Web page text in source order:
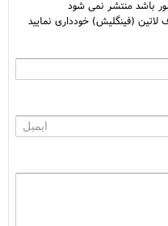
باشد منتشر نمی شود
(فینگلیش) خودداری نمایید